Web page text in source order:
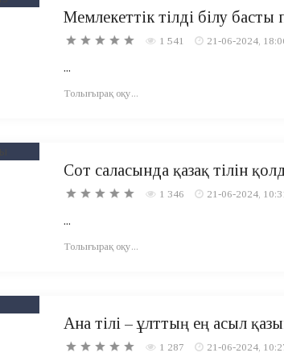
Мемлекеттік тілді білу
1 541 21-06-2024,
...
Толығырақ оқу...
Сот саласында қазақ тілін
1 346 21-06-2024,
...
Толығырақ оқу...
Ана тілі – ұлттың ең асыл
1 287 21-06-2024,